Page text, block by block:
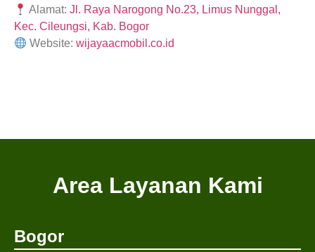
Alamat:Jl. Raya Narogong No.23, Limus Nunggal,
Kec. Cileungsi, Kab. Bogor
Website:wijayaacmobil.co.id
Area Layanan Kami
Bogor